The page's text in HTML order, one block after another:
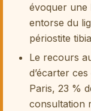
évoquer une
entorse du
périostite
Le recours
d’écarter
Paris, 23 %
consultation